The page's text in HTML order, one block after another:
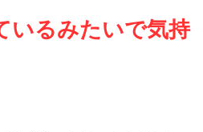
いるみたいで気持